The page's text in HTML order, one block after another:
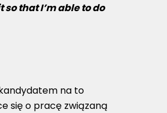
that I’m able to do
na to
się o pracę związaną